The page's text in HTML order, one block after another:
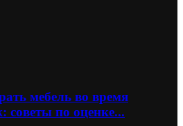
мебель во время
советы по оценке...